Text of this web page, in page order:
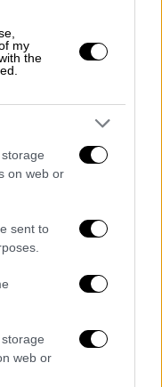
my
the
on web or
sent to
web or
άδηλο
μονοπάτια
δεν μπορεί
το κακό, και
του GNTM το
το δικό τους